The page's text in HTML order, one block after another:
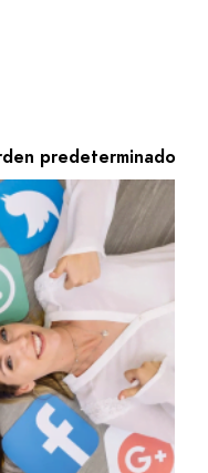
predeterminado